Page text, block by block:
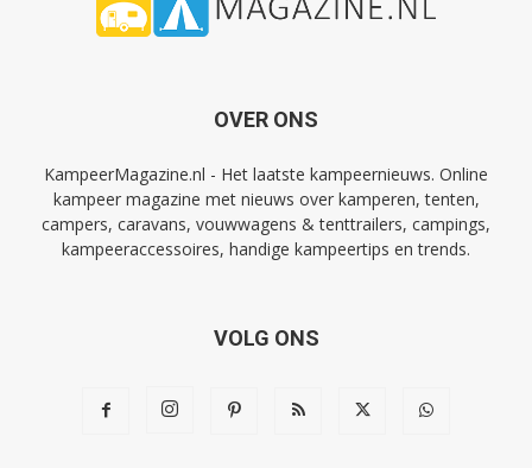
OVER ONS
KampeerMagazine.nl - Het laatste kampeernieuws. Online
kampeer magazine met nieuws over kamperen, tenten,
campers, caravans, vouwwagens & tenttrailers, campings,
kampeeraccessoires, handige kampeertips en trends.
VOLG ONS